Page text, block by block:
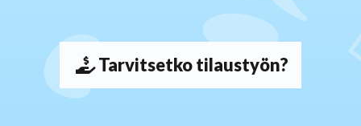
Tarvitsetko tilaustyön?